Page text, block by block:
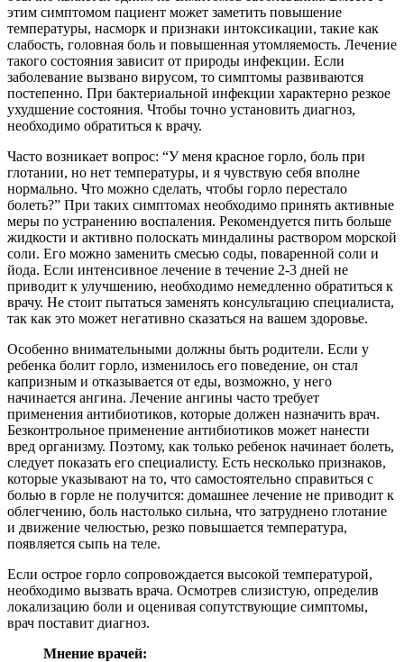
этим симптомом пациент может заметить повышение
температуры, насморк и признаки интоксикации, такие как
слабость, головная боль и повышенная утомляемость. Лечение
такого состояния зависит от природы инфекции. Если
заболевание вызвано вирусом, то симптомы развиваются
постепенно. При бактериальной инфекции характерно резкое
ухудшение состояния. Чтобы точно установить диагноз,
необходимо обратиться к врачу.
Часто возникает вопрос: “У меня красное горло, боль при
глотании, но нет температуры, и я чувствую себя вполне
нормально. Что можно сделать, чтобы горло перестало
болеть?” При таких симптомах необходимо принять активные
меры по устранению воспаления. Рекомендуется пить больше
жидкости и активно полоскать миндалины раствором морской
соли. Его можно заменить смесью соды, поваренной соли и
йода. Если интенсивное лечение в течение 2-3 дней не
приводит к улучшению, необходимо немедленно обратиться к
врачу. Не стоит пытаться заменять консультацию специалиста,
так как это может негативно сказаться на вашем здоровье.
Особенно внимательными должны быть родители. Если у
ребенка болит горло, изменилось его поведение, он стал
капризным и отказывается от еды, возможно, у него
начинается ангина. Лечение ангины часто требует
применения антибиотиков, которые должен назначить врач.
Безконтрольное применение антибиотиков может нанести
вред организму. Поэтому, как только ребенок начинает болеть,
следует показать его специалисту. Есть несколько признаков,
которые указывают на то, что самостоятельно справиться с
болью в горле не получится: домашнее лечение не приводит к
облегчению, боль настолько сильна, что затруднено глотание
и движение челюстью, резко повышается температура,
появляется сыпь на теле.
Если острое горло сопровождается высокой температурой,
необходимо вызвать врача. Осмотрев слизистую, определив
локализацию боли и оценивая сопутствующие симптомы,
врач поставит диагноз.
Мнение врачей: